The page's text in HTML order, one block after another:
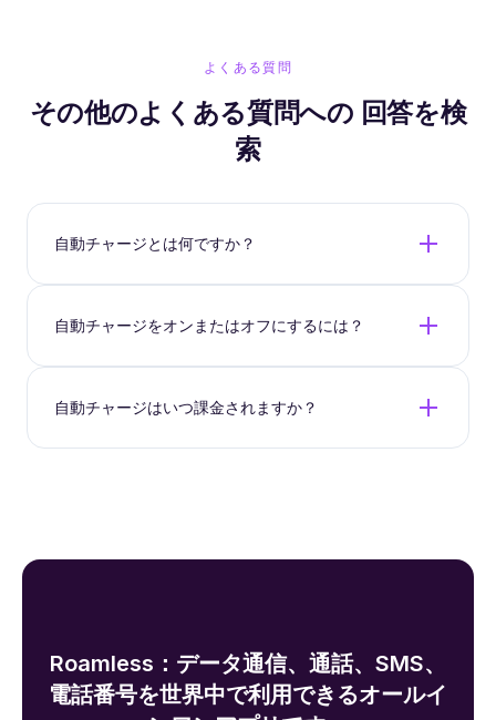
よくある質問
その他のよくある質問への 回答を検
索
自動チャージとは何ですか？
自動チャージをオンまたはオフにするには？
自動チャージはいつ課金されますか？
Roamless：データ通信、通話、SMS、
電話番号を世界中で利用できるオールイ